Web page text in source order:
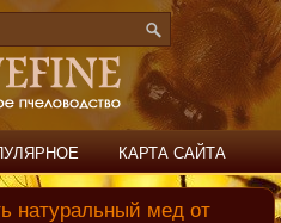
КАРТА САЙТА
натуральный мед от